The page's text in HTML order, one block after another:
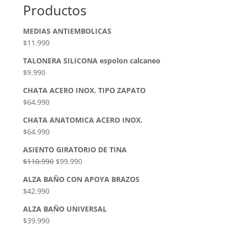
Productos
MEDIAS ANTIEMBOLICAS
$11.990
TALONERA SILICONA espolon calcaneo
$9.990
CHATA ACERO INOX. TIPO ZAPATO
$64.990
CHATA ANATOMICA ACERO INOX.
$64.990
ASIENTO GIRATORIO DE TINA
$110.990 $99.990
ALZA BAÑO CON APOYA BRAZOS
$42.990
ALZA BAÑO UNIVERSAL
$39.990